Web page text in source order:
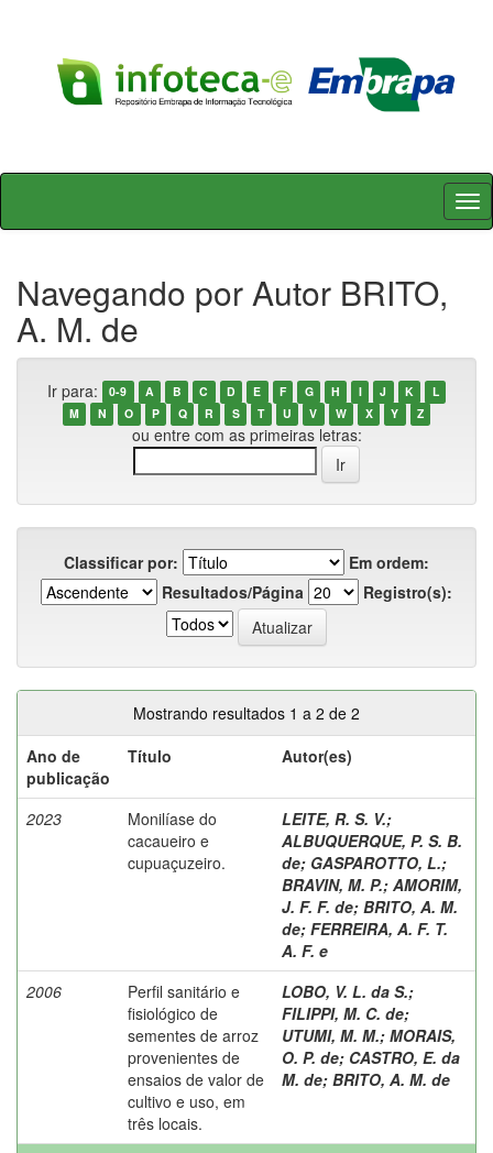
Skip
Navegando por Autor BRITO,
A. M. de
Ir para: 0-9 A B C D E F G H I J K
L
M
N O P Q R S T U V W X Y Z
ou entre com as primeiras letras:
Classificar por:
Em ordem:
Resultados/Página
Registro(s):
Mostrando resultados 1 a 2 de 2
Ano de
publicação
Título Autor(es)
2023
Monilíase do
cacaueiro e
cupuaçuzeiro.
LEITE, R. S. V.;
ALBUQUERQUE, P. S. B.
de; GASPAROTTO, L.;
BRAVIN, M. P.; AMORIM,
J. F. F. de; BRITO, A. M.
de; FERREIRA, A. F. T.
A. F. e
2006
Perfil sanitário e
fisiológico de
sementes de arroz
provenientes de
ensaios de valor de
cultivo e uso, em
três locais.
LOBO, V. L. da S.;
FILIPPI, M. C. de;
UTUMI, M. M.; MORAIS,
O. P. de; CASTRO, E. da
M. de; BRITO, A. M. de